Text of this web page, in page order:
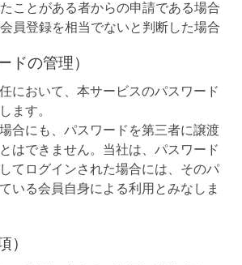
ことがある者からの申請である場合
員登録を相当でないと判断した場合
ドの管理）
において、本サービスのパスワード
ます。
合にも、パスワードを第三者に譲渡
はできません。当社は、パスワード
てログインされた場合には、そのパ
いる会員自身による利用とみなしま
）